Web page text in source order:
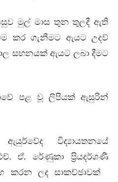
මුල් මාස තුන තුලදී ඇති
කර ගැනීමට ඇයට උදව්
සහනයක් ඇයට ලබා දීමට
පළ වූ ලිපියක් ඇසුරින්
විද්‍යායතනයේ
ඒ. රේණුකා ප‍්‍රියදර්ශණී
කරන ලද සාකච්ඡාවක්